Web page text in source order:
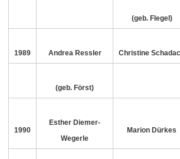
(geb. Flegel)
1989 Andrea Ressler Christine
(geb. Först)
1990
Esther Diemer-
Wegerle
Marion Dürkes